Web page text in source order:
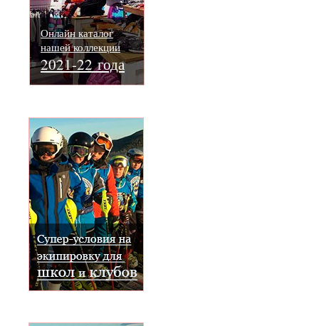
Онлайн каталог
нашей коллекции
2021-22 года